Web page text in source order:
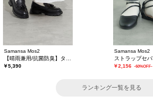
Samansa Mos2
￥5,390
Samansa Mos2
￥2,156 -60%OFF-
ランキング一覧を見る